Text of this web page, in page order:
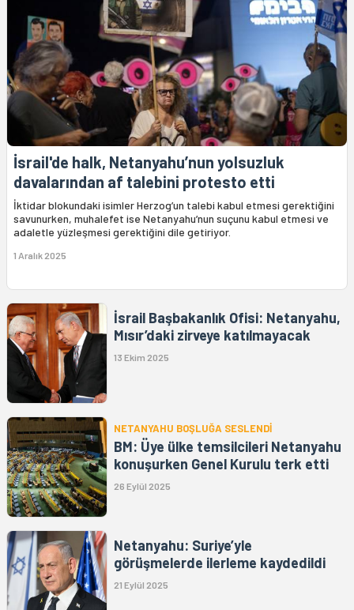
İsrail'de halk, Netanyahu’nun yolsuzluk
davalarından af talebini protesto etti
İktidar blokundaki isimler Herzog’un talebi kabul etmesi gerektiğini
savunurken, muhalefet ise Netanyahu’nun suçunu kabul etmesi ve
adaletle yüzleşmesi gerektiğini dile getiriyor.
1 Aralık 2025
İsrail Başbakanlık Ofisi: Netanyahu,
Mısır’daki zirveye katılmayacak
13 Ekim 2025
NETANYAHU BOŞLUĞA SESLENDİ
BM: Üye ülke temsilcileri Netanyahu
konuşurken Genel Kurulu terk etti
26 Eylül 2025
Netanyahu: Suriye’yle
görüşmelerde ilerleme kaydedildi
21 Eylül 2025